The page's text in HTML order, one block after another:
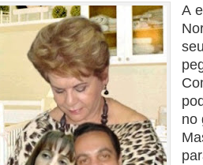
A
no